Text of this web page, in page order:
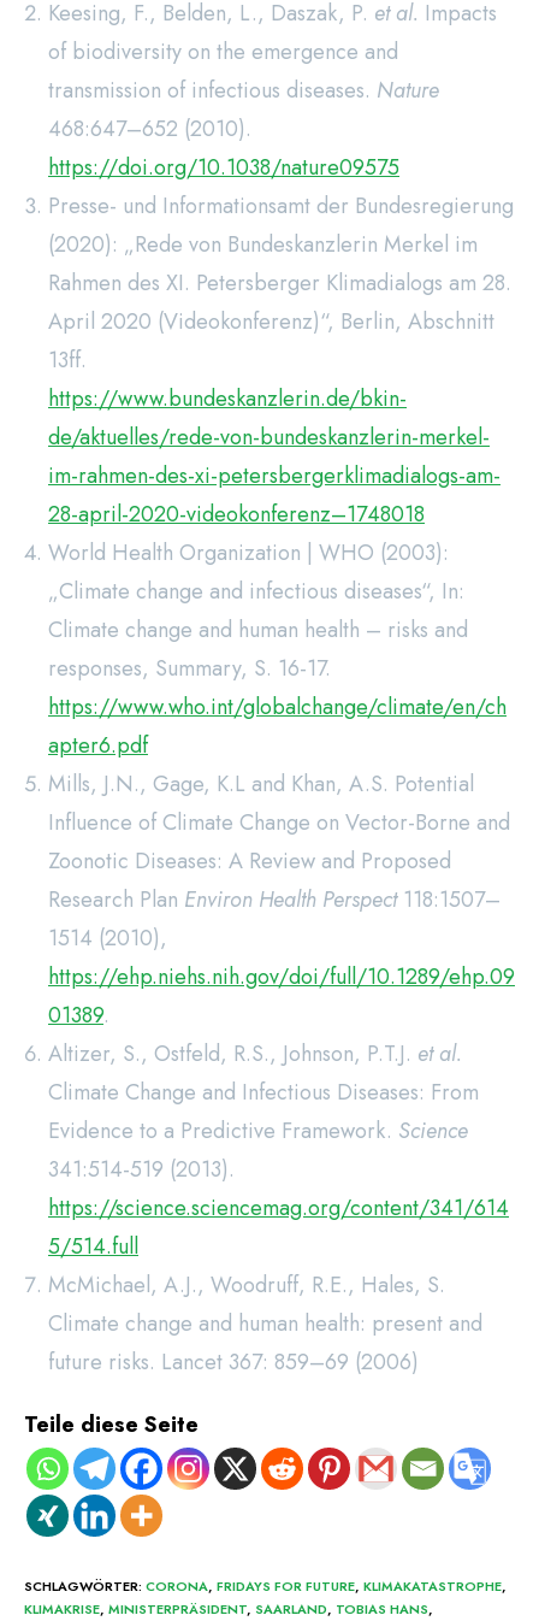
Keesing, F., Belden, L., Daszak, P. et al. Impacts
of biodiversity on the emergence and
transmission of infectious diseases. Nature
468:647–652 (2010).
https://doi.org/10.1038/nature09575
Presse- und Informationsamt der Bundesregierung
(2020): „Rede von Bundeskanzlerin Merkel im
Rahmen des XI. Petersberger Klimadialogs am 28.
April 2020 (Videokonferenz)“, Berlin, Abschnitt
13ff.
https://www.bundeskanzlerin.de/bkin-
de/aktuelles/rede-von-bundeskanzlerin-merkel-
im-rahmen-des-xi-petersbergerklimadialogs-am-
28-april-2020-videokonferenz–1748018
World Health Organization | WHO (2003):
„Climate change and infectious diseases“, In:
Climate change and human health – risks and
responses, Summary, S. 16-17.
https://www.who.int/globalchange/climate/en/ch
apter6.pdf
Mills, J.N., Gage, K.L and Khan, A.S. Potential
Influence of Climate Change on Vector-Borne and
Zoonotic Diseases: A Review and Proposed
Research Plan Environ Health Perspect118:1507–
1514 (2010),
https://ehp.niehs.nih.gov/doi/full/10.1289/ehp.09
01389.
Altizer, S., Ostfeld, R.S., Johnson, P.T.J. et al.
Climate Change and Infectious Diseases: From
Evidence to a Predictive Framework. Science
341:514-519 (2013).
https://science.sciencemag.org/content/341/614
5/514.full
McMichael, A.J., Woodruff, R.E., Hales, S.
Climate change and human health: present and
future risks. Lancet 367: 859–69 (2006)
Teile diese Seite
SCHLAGWÖRTER: CORONA, FRIDAYS FOR FUTURE, KLIMAKATASTROPHE,
KLIMAKRISE, MINISTERPRÄSIDENT, SAARLAND, TOBIAS HANS,